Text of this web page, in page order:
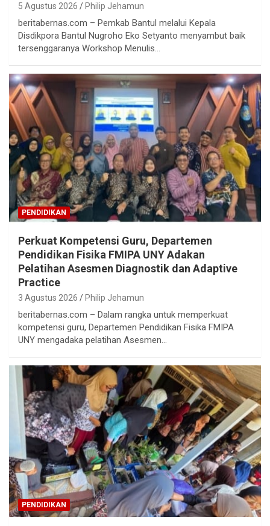
5 Agustus 2026 Philip Jehamun
beritabernas.com – Pemkab Bantul melalui Kepala
Disdikpora Bantul Nugroho Eko Setyanto menyambut baik
tersenggaranya Workshop Menulis…
PENDIDIKAN
Perkuat Kompetensi Guru, Departemen
Pendidikan Fisika FMIPA UNY Adakan
Pelatihan Asesmen Diagnostik dan Adaptive
Practice
3 Agustus 2026 Philip Jehamun
beritabernas.com – Dalam rangka untuk memperkuat
kompetensi guru, Departemen Pendidikan Fisika FMIPA
UNY mengadaka pelatihan Asesmen…
PENDIDIKAN